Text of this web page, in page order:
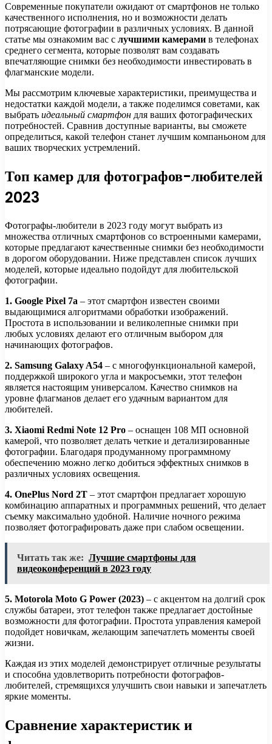
Современные покупатели ожидают от смартфонов не только
качественного исполнения, но и возможности делать
потрясающие фотографии в различных условиях. В данной
статье мы ознакомим вас с лучшими камерами в телефонах
среднего сегмента, которые позволят вам создавать
впечатляющие снимки без необходимости инвестировать в
флагманские модели.
Мы рассмотрим ключевые характеристики, преимущества и
недостатки каждой модели, а также поделимся советами, как
выбрать идеальный смартфон для ваших фотографических
потребностей. Сравнив доступные варианты, вы сможете
определиться, какой телефон станет лучшим компаньоном для
ваших творческих устремлений.
Топ камер для фотографов-любителей
2023
Фотографы-любители в 2023 году могут выбрать из
множества отличных смартфонов со встроенными камерами,
которые предлагают качественные снимки без необходимости
в дорогом оборудовании. Ниже представлен список лучших
моделей, которые идеально подойдут для любительской
фотографии.
1. Google Pixel 7a – этот смартфон известен своими
выдающимися алгоритмами обработки изображений.
Простота в использовании и великолепные снимки при
любых условиях делают его отличным выбором для
начинающих фотографов.
2. Samsung Galaxy A54 – с многофункциональной камерой,
поддержкой широкого угла и макросъемки, этот телефон
является настоящим универсалом. Качество снимков на
уровне флагманов делает его удачным вариантом для
любителей.
3. Xiaomi Redmi Note 12 Pro – оснащен 108 МП основной
камерой, что позволяет делать четкие и детализированные
фотографии. Благодаря продуманному программному
обеспечению можно легко добиться эффектных снимков в
различных условиях освещения.
4. OnePlus Nord 2T – этот смартфон предлагает хорошую
комбинацию аппаратных и программных решений, что делает
съемку максимально удобной. Наличие ночного режима
позволяет фотографировать даже при слабом освещении.
Читать так же: Лучшие смартфоны для
видеоконференций в 2023 году
5. Motorola Moto G Power (2023) – с акцентом на долгий срок
службы батареи, этот телефон также предлагает достойные
возможности для фотографии. Простота управления камерой
подойдет новичкам, желающим запечатлеть моменты своей
жизни.
Каждая из этих моделей демонстрирует отличные результаты
и способна удовлетворить потребности фотографов-
любителей, стремящихся улучшить свои навыки и запечатлеть
яркие моменты.
Сравнение характеристик и